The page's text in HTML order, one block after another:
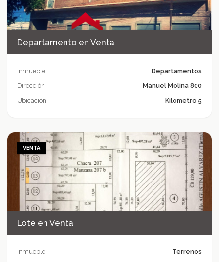
Departamento en Venta
Inmueble
Departamentos
Dirección
Manuel Molina 800
Ubicación
Kilometro 5
VENTA
Lote en Venta
Inmueble
Terrenos